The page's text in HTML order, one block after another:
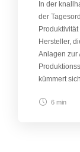
In der
der
Hersteller,
Anlagen zur
kümmert
6 min